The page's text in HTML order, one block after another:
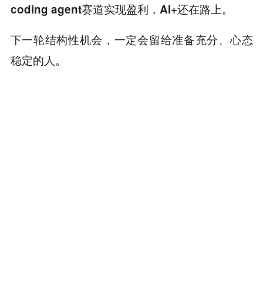
coding agent赛道实现盈利，AI+还在路上。
下一轮结构性机会，一定会留给准备充分、心态
稳定的人。